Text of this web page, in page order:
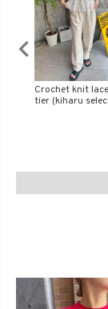
Crochet knit
tier (kiharu